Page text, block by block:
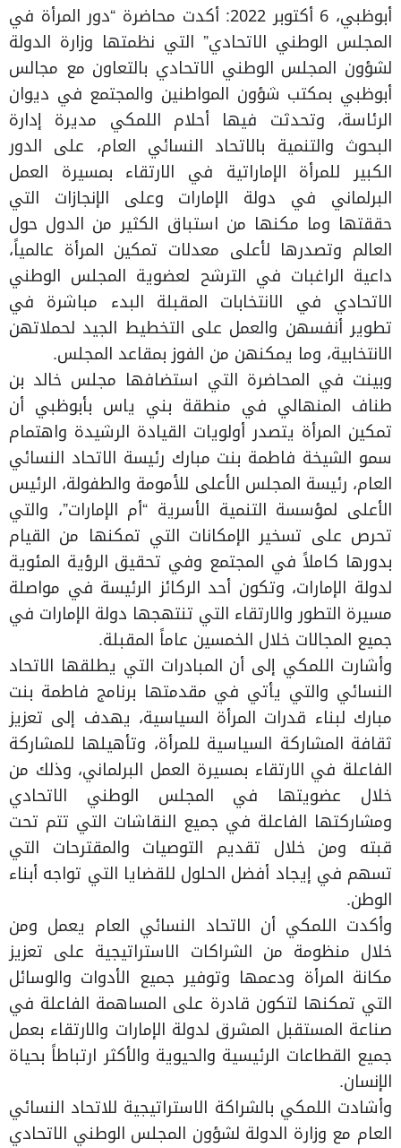
أبوظبي، 6 أكتوبر 2022: أكدت محاضرة “دور المرأة في
المجلس الوطني الاتحادي” التي نظمتها وزارة الدولة
لشؤون المجلس الوطني الاتحادي بالتعاون مع مجالس
أبوظبي بمكتب شؤون المواطنين والمجتمع في ديوان
الرئاسة، وتحدثت فيها أحلام اللمكي مديرة إدارة
البحوث والتنمية بالاتحاد النسائي العام، على الدور
الكبير للمرأة الإماراتية في الارتقاء بمسيرة العمل
البرلماني في دولة الإمارات وعلى الإنجازات التي
حققتها وما مكنها من استباق الكثير من الدول حول
العالم وتصدرها لأعلى معدلات تمكين المرأة عالمياً،
داعية الراغبات في الترشح لعضوية المجلس الوطني
الاتحادي في الانتخابات المقبلة البدء مباشرة في
تطوير أنفسهن والعمل على التخطيط الجيد لحملاتهن
الانتخابية، وما يمكنهن من الفوز بمقاعد المجلس.
وبينت في المحاضرة التي استضافها مجلس خالد بن
طناف المنهالي في منطقة بني ياس بأبوظبي أن
تمكين المرأة يتصدر أولويات القيادة الرشيدة واهتمام
سمو الشيخة فاطمة بنت مبارك رئيسة الاتحاد النسائي
العام، رئيسة المجلس الأعلى للأمومة والطفولة، الرئيس
الأعلى لمؤسسة التنمية الأسرية “أم الإمارات”، والتي
تحرص على تسخير الإمكانات التي تمكنها من القيام
بدورها كاملاً في المجتمع وفي تحقيق الرؤية المئوية
لدولة الإمارات، وتكون أحد الركائز الرئيسة في مواصلة
مسيرة التطور والارتقاء التي تنتهجها دولة الإمارات في
جميع المجالات خلال الخمسين عاماً المقبلة.
وأشارت اللمكي إلى أن المبادرات التي يطلقها الاتحاد
النسائي والتي يأتي في مقدمتها برنامج فاطمة بنت
مبارك لبناء قدرات المرأة السياسية، يهدف إلى تعزيز
ثقافة المشاركة السياسية للمرأة، وتأهيلها للمشاركة
الفاعلة في الارتقاء بمسيرة العمل البرلماني، وذلك من
خلال عضويتها في المجلس الوطني الاتحادي
ومشاركتها الفاعلة في جميع النقاشات التي تتم تحت
قبته ومن خلال تقديم التوصيات والمقترحات التي
تسهم في إيجاد أفضل الحلول للقضايا التي تواجه أبناء
الوطن.
وأكدت اللمكي أن الاتحاد النسائي العام يعمل ومن
خلال منظومة من الشراكات الاستراتيجية على تعزيز
مكانة المرأة ودعمها وتوفير جميع الأدوات والوسائل
التي تمكنها لتكون قادرة على المساهمة الفاعلة في
صناعة المستقبل المشرق لدولة الإمارات والارتقاء بعمل
جميع القطاعات الرئيسية والحيوية والأكثر ارتباطاً بحياة
الإنسان.
وأشادت اللمكي بالشراكة الاستراتيجية للاتحاد النسائي
العام مع وزارة الدولة لشؤون المجلس الوطني الاتحادي